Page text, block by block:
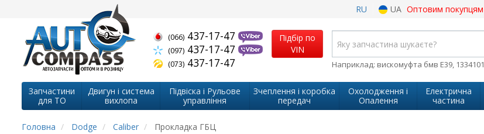
RU UA Оптовим покупцям
(066) 437-17-47
(097) 437-17-47
(073) 437-17-47
Підбір по
VIN
Наприклад: вискомуфта бмв Е39, 1334101
Запчастини
для ТО
Двигун і система
вихлопа
Підвіска і Рульове
управління
Зчеплення і коробка
передач
Охолодження і
Опалення
Електрична
частина
Головна Dodge Caliber Прокладка ГБЦ